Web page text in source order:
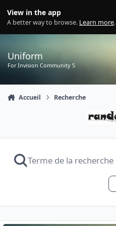
View in the app
A better way to browse. Learn more.
Uniform
For Invision Community 5
Accueil Recherche